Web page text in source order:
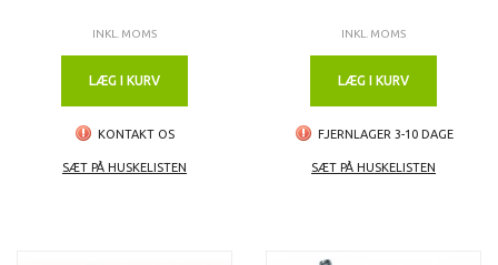
INKL. MOMS
LÆG I KURV
KONTAKT OS
SÆT PÅ HUSKELISTEN
INKL. MOMS
LÆG I KURV
FJERNLAGER 3-10 DAGE
SÆT PÅ HUSKELISTEN